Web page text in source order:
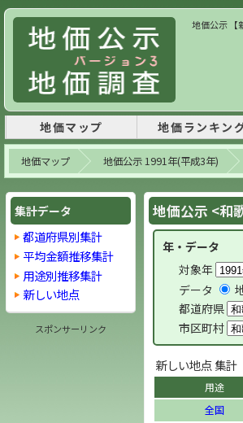
地価公示 【
地価マップ 地価ランキン
地価マップ 地価公示 1991年(平成3年)
地価公示 <和
年・データ
対象年
データ
都道府県
市区町村
新しい地点 集計
用途
全国
集計データ
都道府県別集計
平均金額推移集計
用途別推移集計
新しい地点
スポンサーリンク